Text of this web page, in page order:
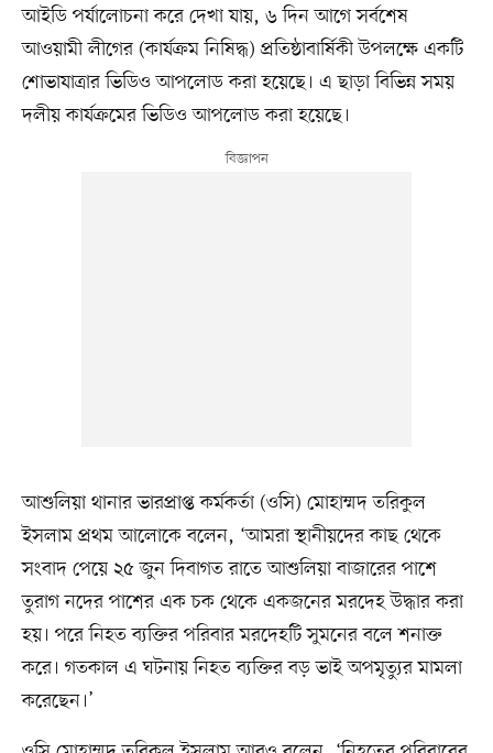
আইডি পর্যালোচনা করে দেখা যায়, ৬ দিন আগে সর্বশেষ
আওয়ামী লীগের (কার্যক্রম নিষিদ্ধ) প্রতিষ্ঠাবার্ষিকী উপলক্ষে একটি
শোভাযাত্রার ভিডিও আপলোড করা হয়েছে। এ ছাড়া বিভিন্ন সময়
দলীয় কার্যক্রমের ভিডিও আপলোড করা হয়েছে।
আশুলিয়া থানার ভারপ্রাপ্ত কর্মকর্তা (ওসি) মোহাম্মদ তরিকুল
ইসলাম প্রথম আলোকে বলেন, ‘আমরা স্থানীয়দের কাছ থেকে
সংবাদ পেয়ে ২৫ জুন দিবাগত রাতে আশুলিয়া বাজারের পাশে
তুরাগ নদের পাশের এক চক থেকে একজনের মরদেহ উদ্ধার করা
হয়। পরে নিহত ব্যক্তির পরিবার মরদেহটি সুমনের বলে শনাক্ত
করে। গতকাল এ ঘটনায় নিহত ব্যক্তির বড় ভাই অপমৃত্যুর মামলা
করেছেন।’